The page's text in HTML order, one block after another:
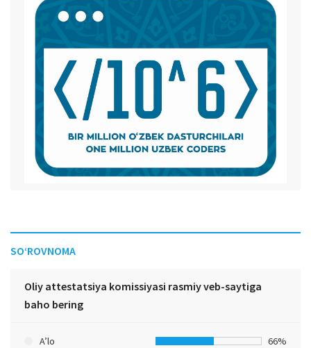
SO‘ROVNOMA
Oliy attestatsiya komissiyasi rasmiy veb-saytiga
baho bering
A’lo 66%